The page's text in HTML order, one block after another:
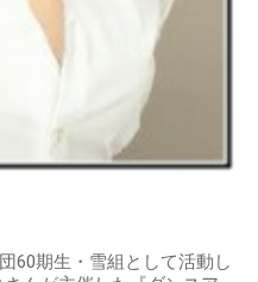
60期生・雪組として活動し